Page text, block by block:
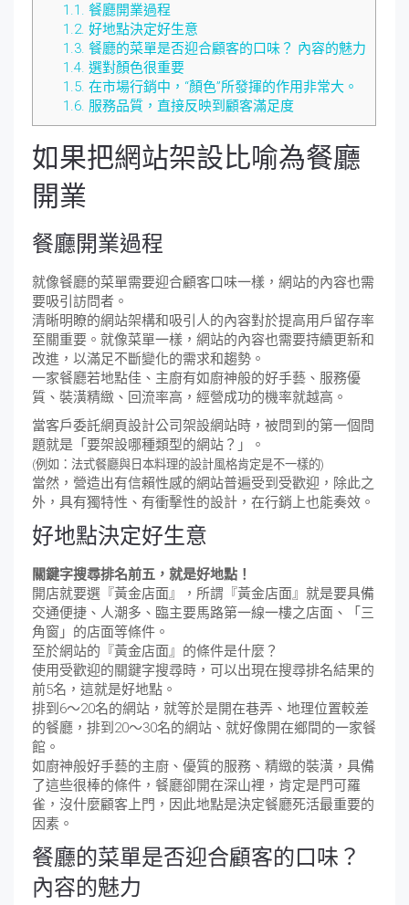
1.1. 餐廳開業過程
1.2. 好地點決定好生意
1.3. 餐廳的菜單是否迎合顧客的口味？ 內容的魅力
1.4. 選對顏色很重要
1.5. 在市場行銷中，“顏色”所發揮的作用非常大。
1.6. 服務品質，直接反映到顧客滿足度
如果把網站架設比喻為餐廳
開業
餐廳開業過程
就像餐廳的菜單需要迎合顧客口味一樣，網站的內容也需
要吸引訪問者。
清晰明瞭的網站架構和吸引人的內容對於提高用戶留存率
至關重要。就像菜單一樣，網站的內容也需要持續更新和
改進，以滿足不斷變化的需求和趨勢。
一家餐廳若地點佳、主廚有如廚神般的好手藝、服務優
質、裝潢精緻、回流率高，經營成功的機率就越高。
當客戶委託網頁設計公司架設網站時，被問到的第一個問
題就是「要架設哪種類型的網站？」。
(例如：法式餐廳與日本料理的設計風格肯定是不一樣的)
當然，營造出有信賴性感的網站普遍受到受歡迎，除此之
外，具有獨特性、有衝擊性的設計，在行銷上也能奏效。
好地點決定好生意
關鍵字搜尋排名前五，就是好地點！
開店就要選『黃金店面』，所謂『黃金店面』就是要具備
交通便捷、人潮多、臨主要馬路第一線一樓之店面、「三
角窗」的店面等條件。
至於網站的『黃金店面』的條件是什麼？
使用受歡迎的關鍵字搜尋時，可以出現在搜尋排名結果的
前5名，這就是好地點。
排到6～20名的網站，就等於是開在巷弄、地理位置較差
的餐廳，排到20～30名的網站、就好像開在鄉間的一家餐
館。
如廚神般好手藝的主廚、優質的服務、精緻的裝潢，具備
了這些很棒的條件，餐廳卻開在深山裡，肯定是門可羅
雀，沒什麼顧客上門，因此地點是決定餐廳死活最重要的
因素。
餐廳的菜單是否迎合顧客的口味？
內容的魅力